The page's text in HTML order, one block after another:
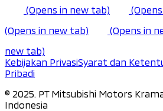
(Opens in new tab)
(Opens in new tab)
(Opens in
new tab)
Kebijakan PrivasiSyarat dan
Pribadi
©️ 2025. PT Mitsubishi Motors
Indonesia